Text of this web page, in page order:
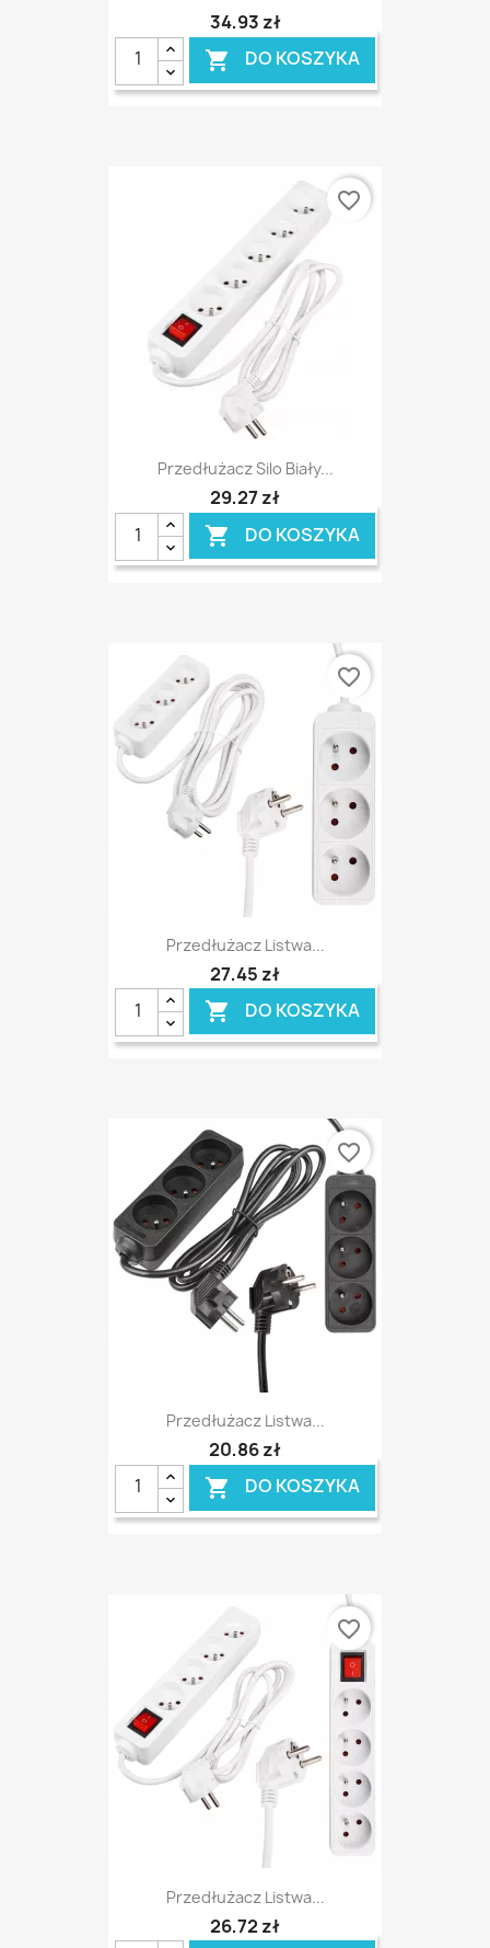
34,93 zł
 DO KOSZYKA
Przedłużacz Silo Biały...
29,27 zł
 DO KOSZYKA
favorite_border
Przedłużacz Listwa...
27,45 zł
 DO KOSZYKA
favorite_border
Przedłużacz Listwa...
20,86 zł
 DO KOSZYKA
favorite_border
Przedłużacz Listwa...
26,72 zł
favorite_border